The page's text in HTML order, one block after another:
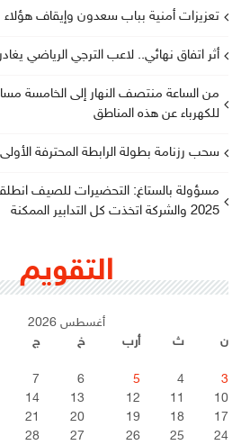
تعزيزات أمنية بباب سعدون وإيقاف هؤلاء
أثر اتفاق نهائي.. لاعب الترجي الرياضي
من الساعة منتصف النهار إلى الخامسة
للكهرباء عن هذه المناطق
سحب رزنامة بطولة الرابطة المحترفة الأولى
مسؤولة بالستاغ: التحضيرات للصيف
2025 والشركة اتخذت كل التدابير الممكنة
التقويم
أغسطس 2026
ن
ث أرب خ ج
3
4
5
6
7
10
11
12
13
14
17
18
19
20
21
24
25
26
27
28